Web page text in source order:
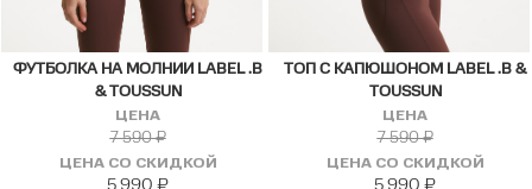
ФУТБОЛКА НА МОЛНИИ LABEL .B
& TOUSSUN
ЦЕНА
7 590₽
ЦЕНА СО СКИДКОЙ
ТОП С КАПЮШОНОМ LABEL .B &
TOUSSUN
ЦЕНА
7 590₽
ЦЕНА СО СКИДКОЙ